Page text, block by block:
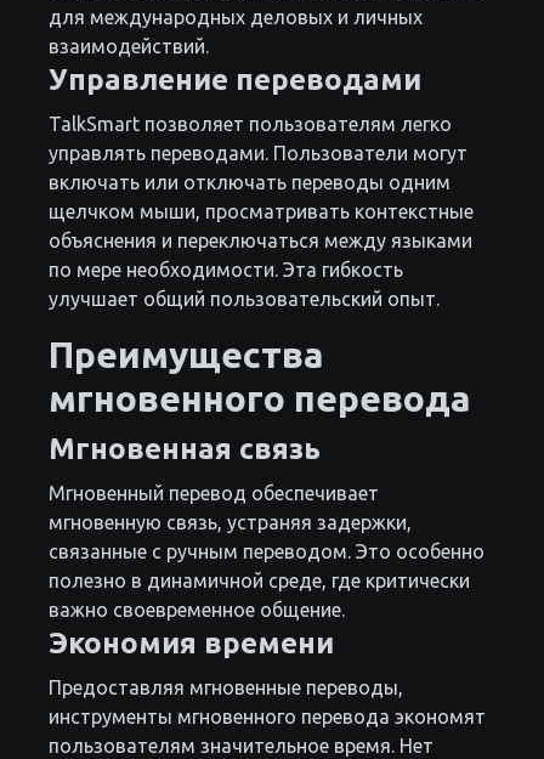
для международных деловых и личных
взаимодействий.
Управление переводами
TalkSmart позволяет пользователям легко
управлять переводами. Пользователи могут
включать или отключать переводы одним
щелчком мыши, просматривать контекстные
объяснения и переключаться между языками
по мере необходимости. Эта гибкость
улучшает общий пользовательский опыт.
Преимущества
мгновенного перевода
Мгновенная связь
Мгновенный перевод обеспечивает
мгновенную связь, устраняя задержки,
связанные с ручным переводом. Это особенно
полезно в динамичной среде, где критически
важно своевременное общение.
Экономия времени
Предоставляя мгновенные переводы,
инструменты мгновенного перевода экономят
пользователям значительное время. Нет